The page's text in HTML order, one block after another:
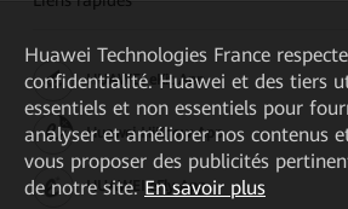
HUAWEI eKit App
Huawei HiKnow App
HUAWEI eFly App
Huawei Technologies France
confidentialité. Huawei et des tiers
essentiels et non essentiels pour
analyser et améliorer nos contenus
vous proposer des publicités
de notre site. En savoir plus